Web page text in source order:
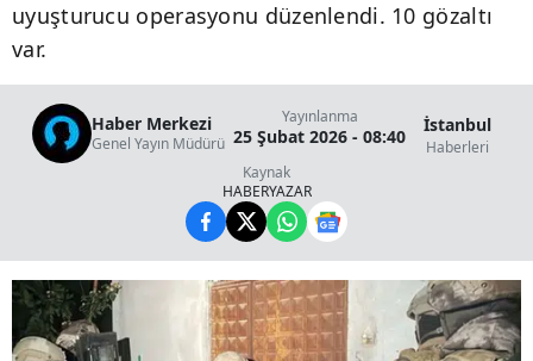
uyuşturucu operasyonu düzenlendi. 10 gözaltı
var.
Haber Merkezi
Genel Yayın Müdürü
Yayınlanma
25 Şubat 2026 - 08:40
İstanbul
Haberleri
Kaynak
HABERYAZAR